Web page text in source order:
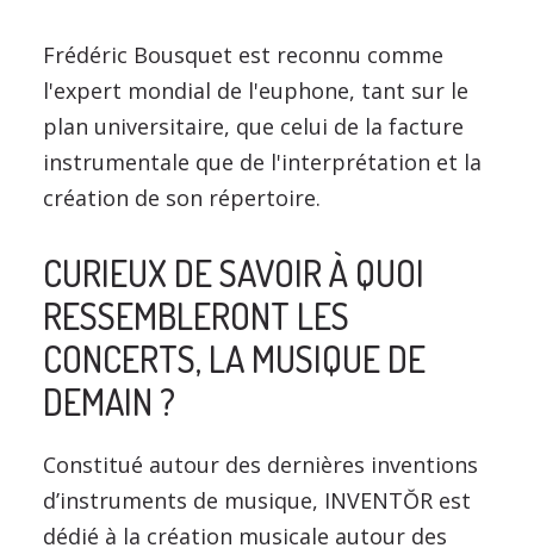
Frédéric Bousquet est reconnu comme
l'expert mondial de l'euphone, tant sur le
plan universitaire, que celui de la facture
instrumentale que de l'interprétation et la
création de son répertoire.
CURIEUX DE SAVOIR À QUOI
RESSEMBLERONT LES
CONCERTS, LA MUSIQUE DE
DEMAIN ?
Constitué autour des dernières inventions
d’instruments de musique, INVENTŎR est
dédié à la création musicale autour des